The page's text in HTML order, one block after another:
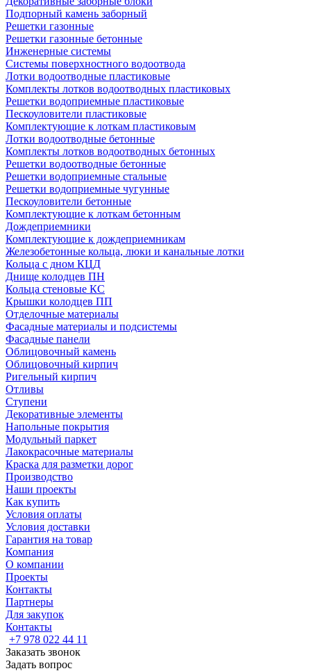
Подпорный камень заборный
Решетки газонные
Решетки газонные бетонные
Инженерные системы
Системы поверхностного водоотвода
Лотки водоотводные пластиковые
Комплекты лотков водоотводных пластиковых
Решетки водоприемные пластиковые
Пескоуловители пластиковые
Комплектующие к лоткам пластиковым
Лотки водоотводные бетонные
Комплекты лотков водоотводных бетонных
Решетки водоотводные бетонные
Решетки водоприемные стальные
Решетки водоприемные чугунные
Пескоуловители бетонные
Комплектующие к лоткам бетонным
Дождеприемники
Комплектующие к дождеприемникам
Железобетонные кольца, люки и канальные лотки
Кольца с дном КЦД
Днище колодцев ПН
Кольца стеновые КС
Крышки колодцев ПП
Отделочные материалы
Фасадные материалы и подсистемы
Фасадные панели
Облицовочный камень
Облицовочный кирпич
Ригельный кирпич
Отливы
Ступени
Декоративные элементы
Напольные покрытия
Модульный паркет
Лакокрасочные материалы
Краска для разметки дорог
Производство
Наши проекты
Как купить
Условия оплаты
Условия доставки
Гарантия на товар
Компания
О компании
Проекты
Контакты
Партнеры
Для закупок
Контакты
+7 978 022 44 11
Заказать звонок
Задать вопрос